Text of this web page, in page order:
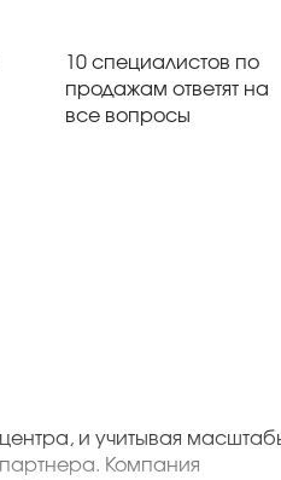
10 специалистов по
продажам ответят на
все вопросы
и учитывая
Компания